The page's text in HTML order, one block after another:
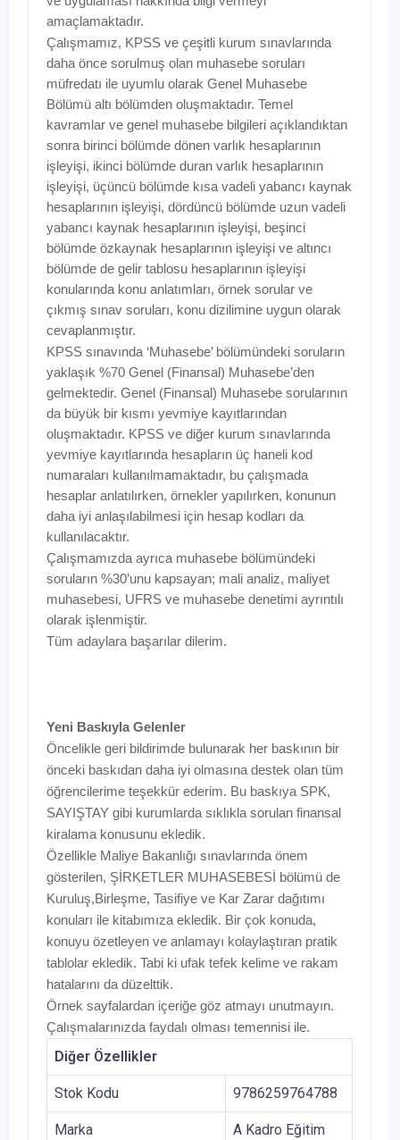
amaçlamaktadır.
Çalışmamız, KPSS ve çeşitli kurum sınavlarında
daha önce sorulmuş olan muhasebe soruları
müfredatı ile uyumlu olarak Genel Muhasebe
Bölümü altı bölümden oluşmaktadır. Temel
kavramlar ve genel muhasebe bilgileri açıklandıktan
sonra birinci bölümde dönen varlık hesaplarının
işleyişi, ikinci bölümde duran varlık hesaplarının
işleyişi, üçüncü bölümde kısa vadeli yabancı kaynak
hesaplarının işleyişi, dördüncü bölümde uzun vadeli
yabancı kaynak hesaplarının işleyişi, beşinci
bölümde özkaynak hesaplarının işleyişi ve altıncı
bölümde de gelir tablosu hesaplarının işleyişi
konularında konu anlatımları, örnek sorular ve
çıkmış sınav soruları, konu dizilimine uygun olarak
cevaplanmıştır.
KPSS sınavında ‘Muhasebe’ bölümündeki soruların
yaklaşık %70 Genel (Finansal) Muhasebe’den
gelmektedir. Genel (Finansal) Muhasebe sorularının
da büyük bir kısmı yevmiye kayıtlarından
oluşmaktadır. KPSS ve diğer kurum sınavlarında
yevmiye kayıtlarında hesapların üç haneli kod
numaraları kullanılmamaktadır, bu çalışmada
hesaplar anlatılırken, örnekler yapılırken, konunun
daha iyi anlaşılabilmesi için hesap kodları da
kullanılacaktır.
Çalışmamızda ayrıca muhasebe bölümündeki
soruların %30’unu kapsayan; mali analiz, maliyet
muhasebesi, UFRS ve muhasebe denetimi ayrıntılı
olarak işlenmiştir.
Tüm adaylara başarılar dilerim.
Yeni Baskıyla Gelenler
Öncelikle geri bildirimde bulunarak her baskının bir
önceki baskıdan daha iyi olmasına destek olan tüm
öğrencilerime teşekkür ederim. Bu baskıya SPK,
SAYIŞTAY gibi kurumlarda sıklıkla sorulan finansal
kiralama konusunu ekledik.
Özellikle Maliye Bakanlığı sınavlarında önem
gösterilen, ŞİRKETLER MUHASEBESİ bölümü de
Kuruluş,Birleşme, Tasifiye ve Kar Zarar dağıtımı
konuları ile kitabımıza ekledik. Bir çok konuda,
konuyu özetleyen ve anlamayı kolaylaştıran pratik
tablolar ekledik. Tabi ki ufak tefek kelime ve rakam
hatalarını da düzelttik.
Örnek sayfalardan içeriğe göz atmayı unutmayın.
Çalışmalarınızda faydalı olması temennisi ile.
Diğer Özellikler
Stok Kodu 9786259764788
Marka
A Kadro Eğitim